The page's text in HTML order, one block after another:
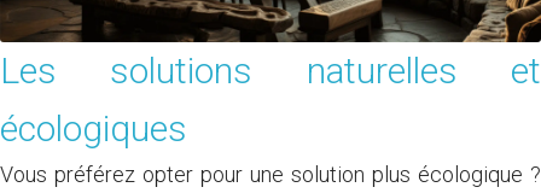
Les solutions naturelles et
écologiques
Vous préférez opter pour une solution plus écologique ?